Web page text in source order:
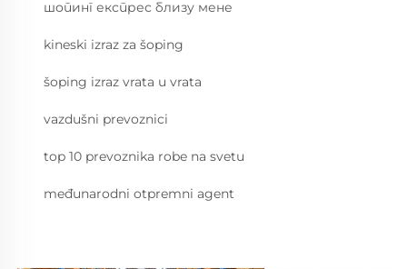
шопинг експрес близу мене
kineski izraz za šoping
šoping izraz vrata u vrata
vazdušni prevoznici
top 10 prevoznika robe na svetu
međunarodni otpremni agent